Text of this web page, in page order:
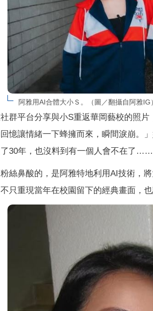
阿雅用AI合體大小Ｓ。（圖／翻攝自阿雅IG
群平台分享與小S重返華岡藝校的照
憶讓情緒一下蜂擁而來，瞬間淚崩。
30年，也沒料到有一個人會不在了……
絲鼻酸的，是阿雅特地利用AI技術，
只重現當年在校園留下的經典畫面，